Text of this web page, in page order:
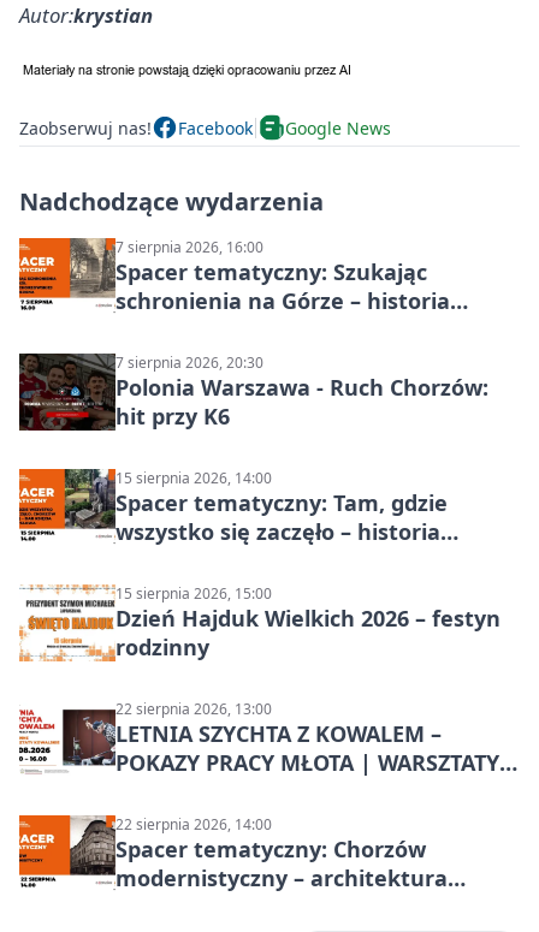
Autor:krystian
Zaobserwuj nas! Facebook Google News
Nadchodzące wydarzenia
7 sierpnia 2026, 16:00
Spacer tematyczny: Szukając
schronienia na Górze – historia
7 sierpnia 2026, 20:30
Polonia Warszawa - Ruch Chorzów:
hit przy K6
15 sierpnia 2026, 14:00
Spacer tematyczny: Tam, gdzie
wszystko się zaczęło – historia
15 sierpnia 2026, 15:00
Dzień Hajduk Wielkich 2026 – festyn
rodzinny
22 sierpnia 2026, 13:00
LETNIA SZYCHTA Z KOWALEM –
POKAZY PRACY MŁOTA | WARSZTATY
22 sierpnia 2026, 14:00
Spacer tematyczny: Chorzów
modernistyczny – architektura